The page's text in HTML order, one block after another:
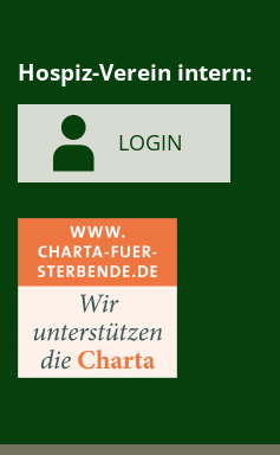
Hospiz-Verein intern:
LOGIN